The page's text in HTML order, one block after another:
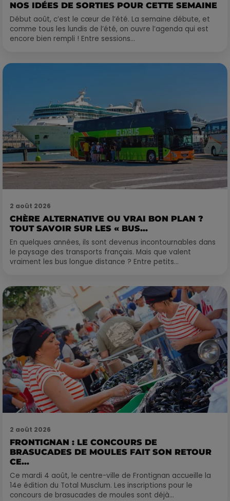
NOS IDÉES DE SORTIES POUR CETTE SEMAINE
Début août, c’est le cœur de l’été. La semaine débute, et
comme tous les lundis de l’été, on ouvre l’agenda qui est
encore bien rempli ! Entre sessions...
2 août 2026
CHÈRE ALTERNATIVE OU VRAI BON PLAN ?
TOUT SAVOIR SUR LES « BUS...
En quelques années, ils sont devenus incontournables dans
le paysage des transports français. Mais que valent
vraiment les bus longue distance ? Entre petits...
2 août 2026
FRONTIGNAN : LE CONCOURS DE
BRASUCADES DE MOULES FAIT SON RETOUR
CE...
Ce mardi 4 août, le centre-ville de Frontignan accueille la
14e édition du Total Musclum. Les inscriptions pour le
concours de brasucades de moules sont déjà...